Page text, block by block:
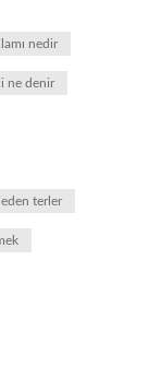
nedir
ne denir
terler